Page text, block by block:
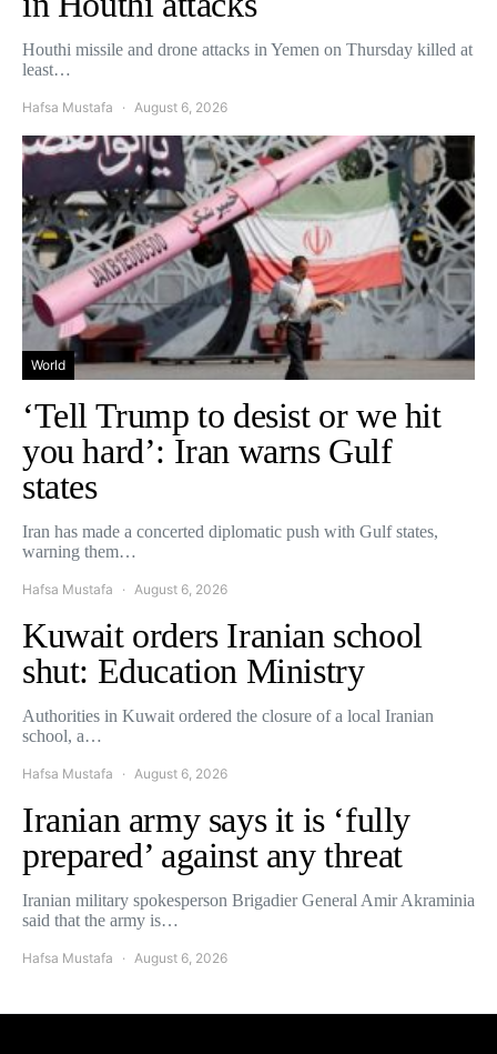
Houthi missile and drone attacks in Yemen on Thursday killed at
least…
Hafsa Mustafa August 6, 2026
World
‘Tell Trump to desist or we hit
you hard’: Iran warns Gulf
states
Iran has made a concerted diplomatic push with Gulf states,
warning them…
Hafsa Mustafa August 6, 2026
Kuwait orders Iranian school
shut: Education Ministry
Authorities in Kuwait ordered the closure of a local Iranian
school, a…
Hafsa Mustafa August 6, 2026
Iranian army says it is ‘fully
prepared’ against any threat
Iranian military spokesperson Brigadier General Amir Akraminia
said that the army is…
Hafsa Mustafa August 6, 2026